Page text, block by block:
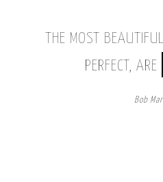
THE MOST
PERFECT, ARE
Bob